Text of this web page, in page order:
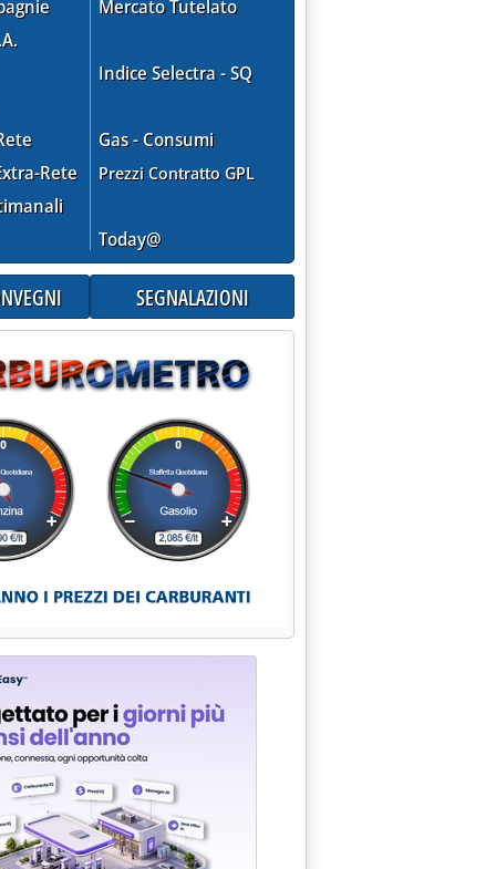
alle 15.57.
per smaltimento rifiuti'
alle 15.56.
energia pulita'
Rete
Mercato Tutelato
Indice Selectra - SQ
Gas - Consumi
Prezzi Contratto GPL
Today@
SEGNALAZIONI